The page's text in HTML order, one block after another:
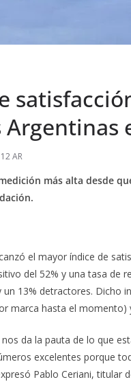
AR
más alta desde
el mayor índice de
del 52% y una tasa de
13% detractores. Dicho
marca hasta el momento)
da la pauta de lo que
excelentes porque
Pablo Ceriani, titular